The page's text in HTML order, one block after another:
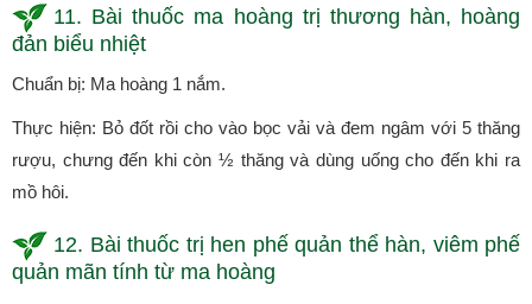
11. Bài thuốc ma hoàng trị thương hàn, hoàng
đản biểu nhiệt
Chuẩn bị: Ma hoàng 1 nắm.
Thực hiện: Bỏ đốt rồi cho vào bọc vải và đem ngâm với 5 thăng
rượu, chưng đến khi còn ½ thăng và dùng uống cho đến khi ra
mồ hôi.
12. Bài thuốc trị hen phế quản thể hàn, viêm phế
quản mãn tính từ ma hoàng